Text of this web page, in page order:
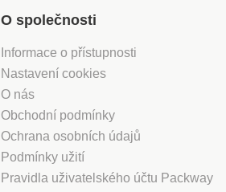
O společnosti
Informace o přístupnosti
Nastavení cookies
O nás
Obchodní podmínky
Ochrana osobních údajů
Podmínky užití
Pravidla uživatelského účtu Packway